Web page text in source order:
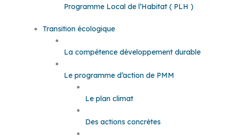
Programme Local de l’Habitat ( PLH )
Transition écologique
La compétence développement durable
Le programme d’action de PMM
Le plan climat
Des actions concrètes